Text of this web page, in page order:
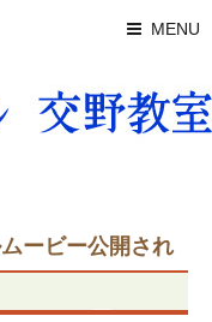
MENU
ービー公開され